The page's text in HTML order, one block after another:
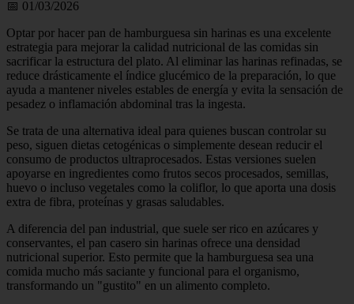
📅 01/03/2026
Optar por hacer pan de hamburguesa sin harinas es una excelente
estrategia para mejorar la calidad nutricional de las comidas sin
sacrificar la estructura del plato. Al eliminar las harinas refinadas, se
reduce drásticamente el índice glucémico de la preparación, lo que
ayuda a mantener niveles estables de energía y evita la sensación de
pesadez o inflamación abdominal tras la ingesta.
Se trata de una alternativa ideal para quienes buscan controlar su
peso, siguen dietas cetogénicas o simplemente desean reducir el
consumo de productos ultraprocesados. Estas versiones suelen
apoyarse en ingredientes como frutos secos procesados, semillas,
huevo o incluso vegetales como la coliflor, lo que aporta una dosis
extra de fibra, proteínas y grasas saludables.
A diferencia del pan industrial, que suele ser rico en azúcares y
conservantes, el pan casero sin harinas ofrece una densidad
nutricional superior. Esto permite que la hamburguesa sea una
comida mucho más saciante y funcional para el organismo,
transformando un "gustito" en un alimento completo.